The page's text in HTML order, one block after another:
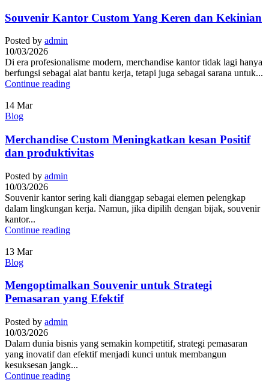
Souvenir Kantor Custom Yang Keren dan Kekinian
Posted by admin
10/03/2026
Di era profesionalisme modern, merchandise kantor tidak lagi hanya
berfungsi sebagai alat bantu kerja, tetapi juga sebagai sarana untuk...
Continue reading
14 Mar
Blog
Merchandise Custom Meningkatkan kesan Positif
dan produktivitas
Posted by admin
10/03/2026
Souvenir kantor sering kali dianggap sebagai elemen pelengkap
dalam lingkungan kerja. Namun, jika dipilih dengan bijak, souvenir
kantor...
Continue reading
13 Mar
Blog
Mengoptimalkan Souvenir untuk Strategi
Pemasaran yang Efektif
Posted by admin
10/03/2026
Dalam dunia bisnis yang semakin kompetitif, strategi pemasaran
yang inovatif dan efektif menjadi kunci untuk membangun
kesuksesan jangk...
Continue reading